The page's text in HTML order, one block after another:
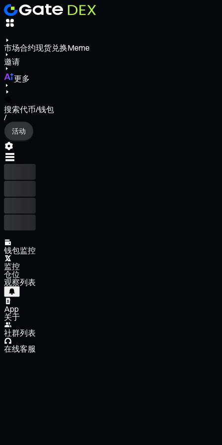
市场合约现货兑换Meme
邀请
更多
搜索代币/钱包
/
活动
钱包监控
监控
仓位
观察列表
App
关于
社群列表
在线客服